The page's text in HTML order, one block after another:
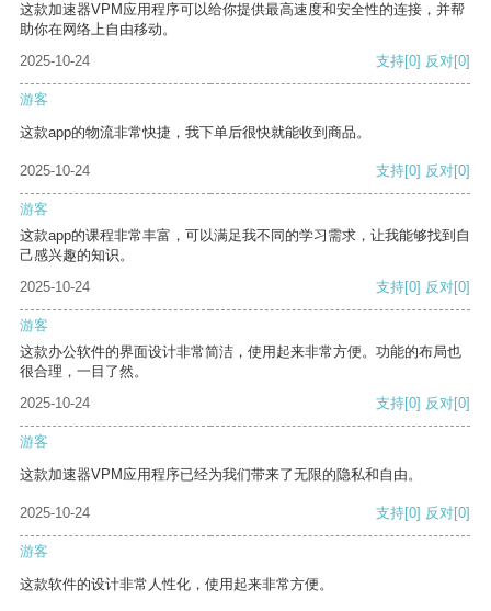
这款加速器VPM应用程序可以给你提供最高速度和安全性的连接，并帮
助你在网络上自由移动。
2025-10-24
支持[0] 反对[0]
游客
这款app的物流非常快捷，我下单后很快就能收到商品。
2025-10-24 支持[0] 反对[0]
游客
这款app的课程非常丰富，可以满足我不同的学习需求，让我能够找到自
己感兴趣的知识。
2025-10-24
支持[0] 反对[0]
游客
这款办公软件的界面设计非常简洁，使用起来非常方便。功能的布局也
很合理，一目了然。
2025-10-24
支持[0] 反对[0]
游客
这款加速器VPM应用程序已经为我们带来了无限的隐私和自由。
2025-10-24 支持[0] 反对[0]
游客
这款软件的设计非常人性化，使用起来非常方便。